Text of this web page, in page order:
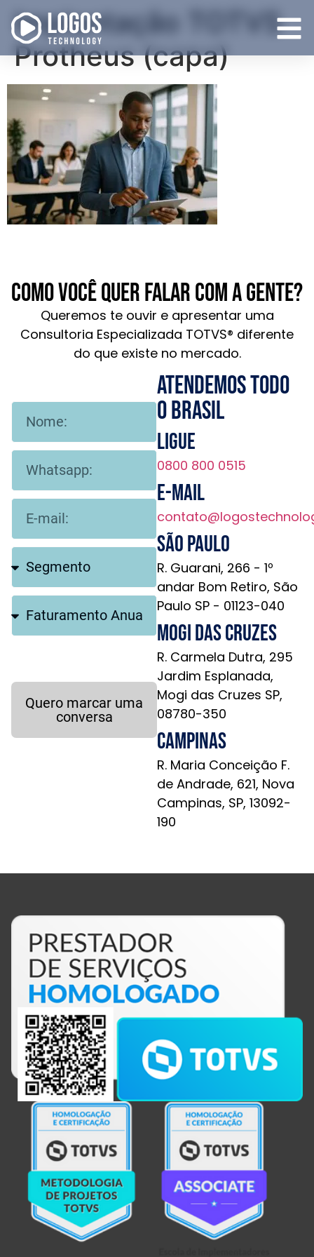
Implantação TOTVS
Protheus (capa)
Como você quer falar com a gente?
Queremos te ouvir e apresentar uma
Consultoria Especializada TOTVS® diferente
do que existe no mercado.
Quero marcar uma
conversa
Atendemos todo
o brasil
Ligue
0800 800 0515
E-mail
São Paulo
R. Guarani, 266 - 1º
andar Bom Retiro, São
Paulo SP - 01123-040
Mogi das Cruzes
R. Carmela Dutra, 295
Jardim Esplanada,
Mogi das Cruzes SP,
08780-350
Campinas
R. Maria Conceição F.
de Andrade, 621, Nova
Campinas, SP, 13092-
190